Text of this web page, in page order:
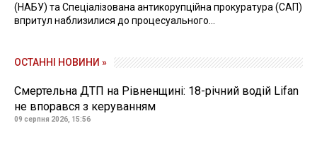
(НАБУ) та Спеціалізована антикорупційна прокуратура (САП)
впритул наблизилися до процесуального...
ОСТАННІ НОВИНИ »
Смертельна ДТП на Рівненщині: 18-річний водій Lifan
не впорався з керуванням
09 серпня 2026, 15:56